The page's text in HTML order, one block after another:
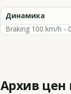
Динамика
Braking 100 km/h - 0
Архив цен